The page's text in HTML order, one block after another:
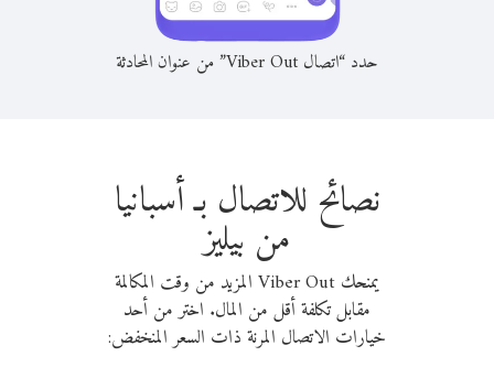
حدد “اتصال Viber Out” من عنوان المحادثة
نصائح للاتصال بـ أسبانيا
من بيليز
يمنحك Viber Out المزيد من وقت المكالمة
مقابل تكلفة أقل من المال. اختر من أحد
خيارات الاتصال المرنة ذات السعر المنخفض: